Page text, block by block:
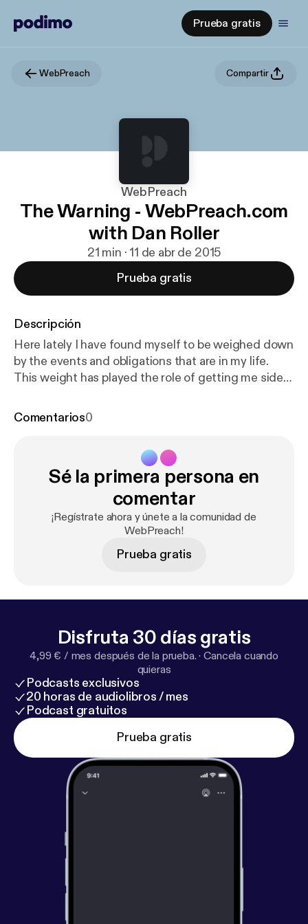
Prueba gratis
WebPreach Compartir
WebPreach
The Warning - WebPreach.com
with Dan Roller
21 min · 11 de abr de 2015
Prueba gratis
Descripción
Here lately I have found myself to be weighed down
by the events and obligations that are in my life.
This weight has played the role of getting me side
to be fixed on the things of this world. I'm sharing
sister's of the Lord are out there and are fighting
this same spiritual war. I have been studying Bible
prophecy for a long time and I know that we are in
the Last days. Jesus Christ will soon return! This
message is to give you hope and encourage you to
Comentarios0
Sé la primera persona en
comentar
¡Regístrate ahora y únete a la comunidad de
WebPreach!
Prueba gratis
Disfruta 30 días gratis
4,99 € / mes después de la prueba. ·Cancela cuando
quieras
Podcasts exclusivos
20 horas de audiolibros / mes
Podcast gratuitos
Prueba gratis